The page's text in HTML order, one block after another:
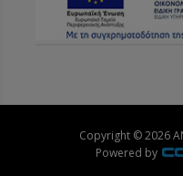
Copyright © 2026
Powered by